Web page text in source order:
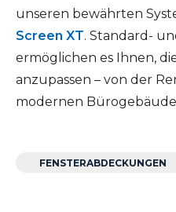
unseren bewährten
Screen XT. Standard-
ermöglichen es Ihnen,
anzupassen – von der
modernen
FENSTER­ABDECKUNGEN